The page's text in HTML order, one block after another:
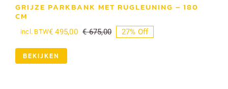
GRIJZE PARKBANK MET RUGLEUNING – 180
CM
€675,00Oorspronkelijke
€ 495,00
Huidige
incl. BTW 27% Off
BEKIJKEN